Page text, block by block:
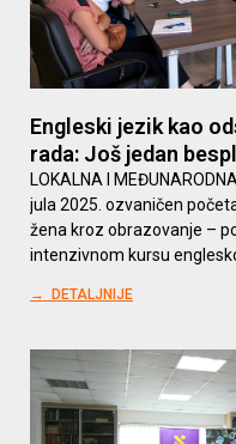
Engleski jezik kao
rada: Još jedan
LOKALNA I
jula 2025. ozvaničen
žena kroz obrazovanje –
intenzivnom kursu
→ DETALJNIJE